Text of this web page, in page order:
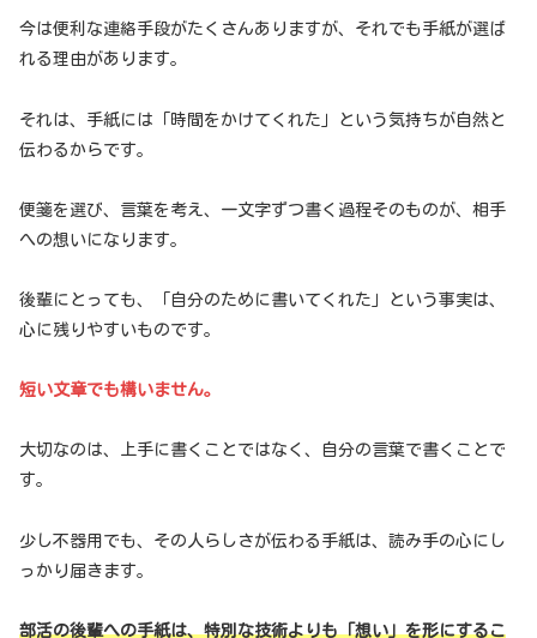
今は便利な連絡手段がたくさんありますが、それでも手紙が選ば
れる理由があります。
それは、手紙には「時間をかけてくれた」という気持ちが自然と
伝わるからです。
便箋を選び、言葉を考え、一文字ずつ書く過程そのものが、相手
への想いになります。
後輩にとっても、「自分のために書いてくれた」という事実は、
心に残りやすいものです。
短い文章でも構いません。
大切なのは、上手に書くことではなく、自分の言葉で書くことで
す。
少し不器用でも、その人らしさが伝わる手紙は、読み手の心にし
っかり届きます。
部活の後輩への手紙は、特別な技術よりも「想い」を形にするこ